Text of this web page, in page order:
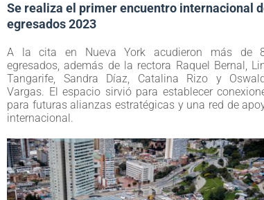
Se realiza el primer encuentro internacional
egresados 2023
A la cita en Nueva York acudieron más de
egresados, además de la rectora Raquel Bernal,
Tangarife, Sandra Díaz, Catalina Rizo y
Vargas. El espacio sirvió para establecer
para futuras alianzas estratégicas y una red de
internacional.